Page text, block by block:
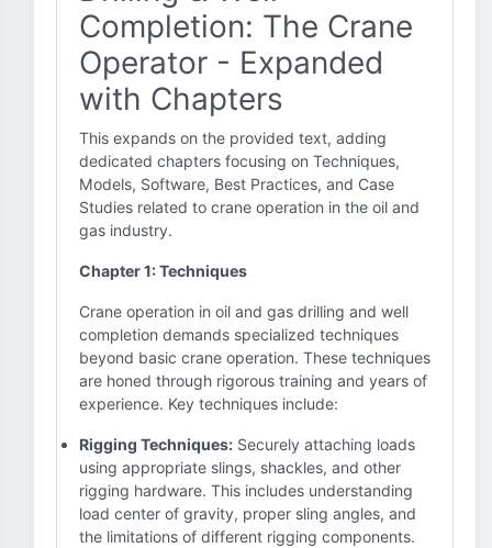
Completion: The Crane
Operator - Expanded
with Chapters
This expands on the provided text, adding
dedicated chapters focusing on Techniques,
Models, Software, Best Practices, and Case
Studies related to crane operation in the oil and
gas industry.
Chapter 1: Techniques
Crane operation in oil and gas drilling and well
completion demands specialized techniques
beyond basic crane operation. These techniques
are honed through rigorous training and years of
experience. Key techniques include:
Rigging Techniques: Securely attaching loads
using appropriate slings, shackles, and other
rigging hardware. This includes understanding
load center of gravity, proper sling angles, and
the limitations of different rigging components.